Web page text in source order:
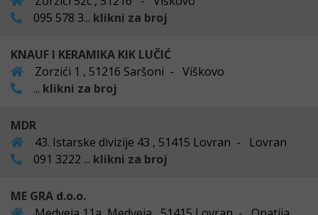
095 578 3... klikni za broj
KNAUF I KERAMIKA KIK LUČIĆ
Zorzići 1 , 51216 Saršoni - Viškovo
... klikni za broj
MDR
43. Istarske divizije 43 , 51415 Lovran - Lovran
091 3222 ... klikni za broj
ME GRA d.o.o.